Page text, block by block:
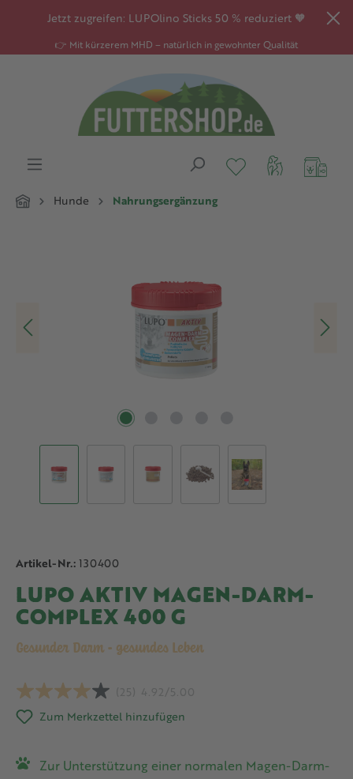
springenJetzt zugreifen: LUPOlino Sticks 50 % reduziert 🧡
👉 Mit kürzerem MHD – natürlich in gewohnter Qualität
Hunde Nahrungsergänzung
Artikel-Nr.: 130400
LUPO AKTIV MAGEN-DARM-
COMPLEX 400 G
Gesunder Darm - gesundes Leben
Zum Merkzettel hinzufügen
Zur Unterstützung einer normalen Magen-Darm-